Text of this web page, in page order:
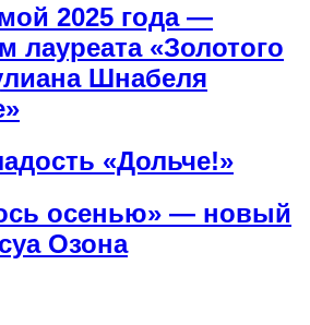
2025 года —
«Золотого
Шнабеля
«Дольче!»
осенью» — новый
Озона